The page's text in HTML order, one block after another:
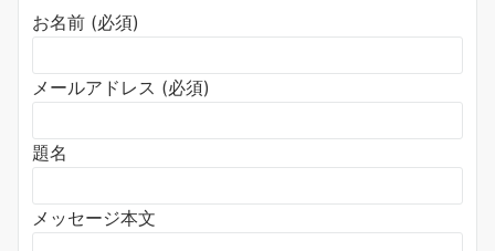
お名前 (必須)
メールアドレス (必須)
題名
メッセージ本文